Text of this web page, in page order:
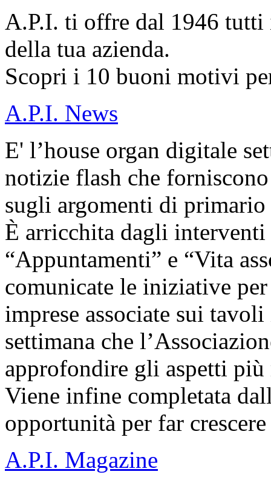
A.P.I. ti offre dal 1946 tutti
della tua azienda.
Scopri i 10 buoni motivi
A.P.I. News
E' l’house organ digitale
notizie flash che
sugli argomenti di primario
È arricchita dagli interventi
“Appuntamenti” e “Vita
comunicate le iniziative
imprese associate sui
settimana che
approfondire gli aspetti
Viene infine completata
opportunità per far crescere
A.P.I. Magazine